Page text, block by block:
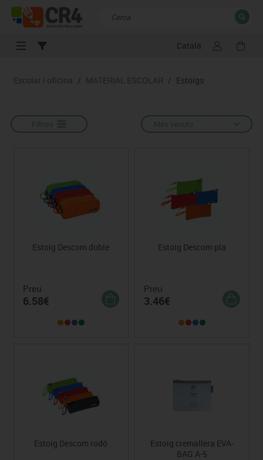
Català
Resultats de la recerca TANCAR
Escolar i oficina / MATERIAL ESCOLAR / Estoigs
Filtres Més venuts
Estoig Descom doble
Preu
6.58€
Estoig Descom pla
Preu
3.46€
Estoig Descom rodó
Estoig cremallera EVA-
BAG A-5